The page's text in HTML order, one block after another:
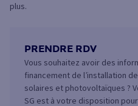
plus.
PRENDRE RDV
Vous souhaitez avoir des
financement de l’installation
solaires et photovoltaïques ?
SG est à votre disposition